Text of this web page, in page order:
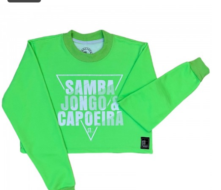
LUTAS
MASCULINO
MOLETONS
RASH
INFANTIL
OFERTAS